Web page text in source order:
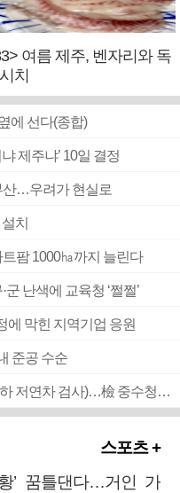
여름 제주, 벤자리와 독
치
에 선다(종합)
제주냐’ 10일 결정
산…우려가 현실로
치
팜 1000㏊까지 늘린다
난색에 교육청 ‘쩔쩔’
막힌 지역기업 응원
준공 수순
■ 검사 신분 버리고 직급하향(10년 이하 저연차 검사)…檢 중수청행 기피
스포츠 +
황’ 꿈틀댄다…거인 가